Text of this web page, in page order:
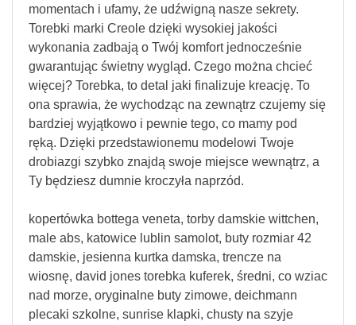
momentach i ufamy, że udźwigną nasze sekrety.
Torebki marki Creole dzięki wysokiej jakości
wykonania zadbają o Twój komfort jednocześnie
gwarantując świetny wygląd. Czego można chcieć
więcej? Torebka, to detal jaki finalizuje kreację. To
ona sprawia, że wychodząc na zewnątrz czujemy się
bardziej wyjątkowo i pewnie tego, co mamy pod
ręką. Dzięki przedstawionemu modelowi Twoje
drobiazgi szybko znajdą swoje miejsce wewnątrz, a
Ty będziesz dumnie kroczyła naprzód.
kopertówka bottega veneta, torby damskie wittchen,
male abs, katowice lublin samolot, buty rozmiar 42
damskie, jesienna kurtka damska, trencze na
wiosnę, david jones torebka kuferek, średni, co wziac
nad morze, oryginalne buty zimowe, deichmann
plecaki szkolne, sunrise klapki, chusty na szyje